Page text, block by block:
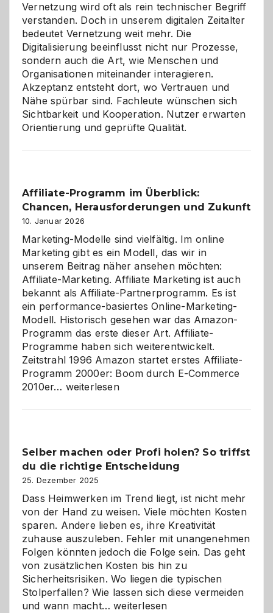
Vernetzung wird oft als rein technischer Begriff
verstanden. Doch in unserem digitalen Zeitalter
bedeutet Vernetzung weit mehr. Die
Digitalisierung beeinflusst nicht nur Prozesse,
sondern auch die Art, wie Menschen und
Organisationen miteinander interagieren.
Akzeptanz entsteht dort, wo Vertrauen und
Nähe spürbar sind. Fachleute wünschen sich
Sichtbarkeit und Kooperation. Nutzer erwarten
Orientierung und geprüfte Qualität.
Affiliate-Programm im Überblick:
Chancen, Herausforderungen und Zukunft
10. Januar 2026
Marketing-Modelle sind vielfältig. Im online
Marketing gibt es ein Modell, das wir in
unserem Beitrag näher ansehen möchten:
Affiliate-Marketing. Affiliate Marketing ist auch
bekannt als Affiliate-Partnerprogramm. Es ist
ein performance-basiertes Online-Marketing-
Modell. Historisch gesehen war das Amazon-
Programm das erste dieser Art. Affiliate-
Programme haben sich weiterentwickelt.
Zeitstrahl 1996 Amazon startet erstes Affiliate-
Programm 2000er: Boom durch E-Commerce
2010er… Affiliate-
Herausforderungen
und
Zukunft
weiterlesen
Selber machen oder Profi holen? So triffst
du die richtige Entscheidung
25. Dezember 2025
Dass Heimwerken im Trend liegt, ist nicht mehr
von der Hand zu weisen. Viele möchten Kosten
sparen. Andere lieben es, ihre Kreativität
zuhause auszuleben. Fehler mit unangenehmen
Folgen könnten jedoch die Folge sein. Das geht
von zusätzlichen Kosten bis hin zu
Sicherheitsrisiken. Wo liegen die typischen
Stolperfallen? Wie lassen sich diese vermeiden
und wann macht…Selber
weiterlesen